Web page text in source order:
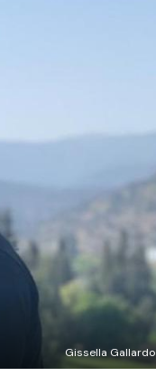
Gissella Gallardo